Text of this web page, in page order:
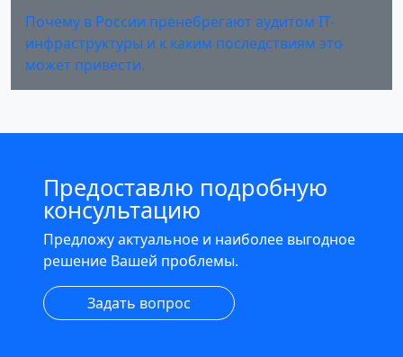
Почему в России пренебрегают аудитом IT-
инфраструктуры и к каким последствиям это
может привести.
Предоставлю подробную
консультацию
Предложу актуальное и наиболее выгодное
решение Вашей проблемы.
Задать вопрос